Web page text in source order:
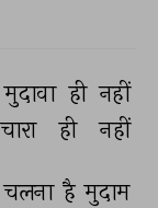
मुदावा ही नहीं
चारा ही नहीं
चलना है मुदाम